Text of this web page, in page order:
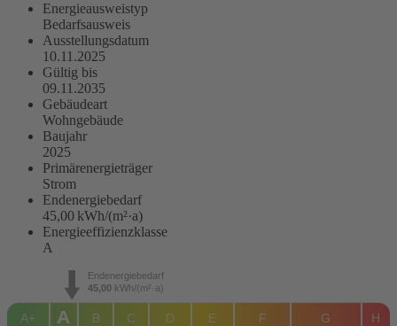
Energieausweistyp
Bedarfs­ausweis
Ausstellungsdatum
10.11.2025
Gültig bis
09.11.2035
Gebäudeart
Wohngebäude
Baujahr
2025
Primärenergieträger
Strom
Endenergie­bedarf
45,00 kWh/(m²·a)
Energie­effizienz­klasse
A
H
G
F
E
D
C
B
A+ A
Endenergiebedarf
45,00 kWh/(m²·a)